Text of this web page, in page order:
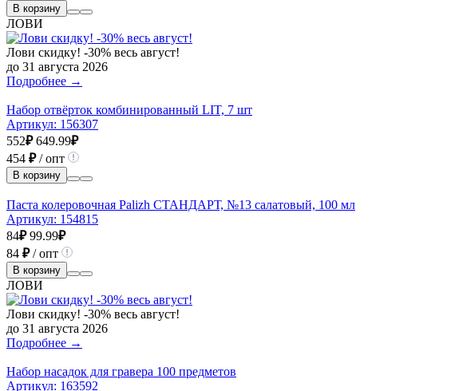
В корзину
ЛОВИ
Лови скидку! -30% весь август!
до 31 августа 2026
Подробнее →
Набор отвёрток комбинированный LIT, 7 шт
Артикул: 156307
552₽ 649.99₽
454 ₽/ опт
В корзину
Паста колеровочная Palizh СТАНДАРТ, №13 салатовый, 100 мл
Артикул: 154815
84₽ 99.99₽
84 ₽/ опт
В корзину
ЛОВИ
Лови скидку! -30% весь август!
до 31 августа 2026
Подробнее →
Набор насадок для гравера 100 предметов
Артикул: 163592